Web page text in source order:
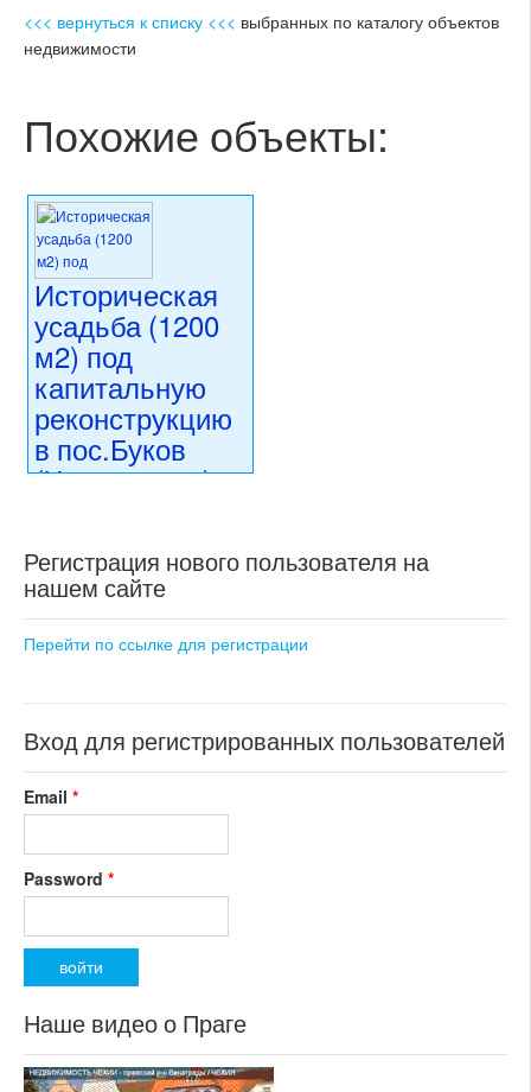
<<< вернуться к списку <<< выбранных по каталогу объектов
недвижимости
Похожие объекты:
Историческая
усадьба (1200
м2) под
капитальную
реконструкцию
в пос.Буков
(Хоржовички) в
9 500 000 CZK
регион:Центральная Чехия
раздел: загородные
резиденции
Регистрация нового пользователя на
нашем сайте
Перейти по ссылке для регистрации
Вход для регистрированных пользователей
Email *
Password *
Наше видео о Праге